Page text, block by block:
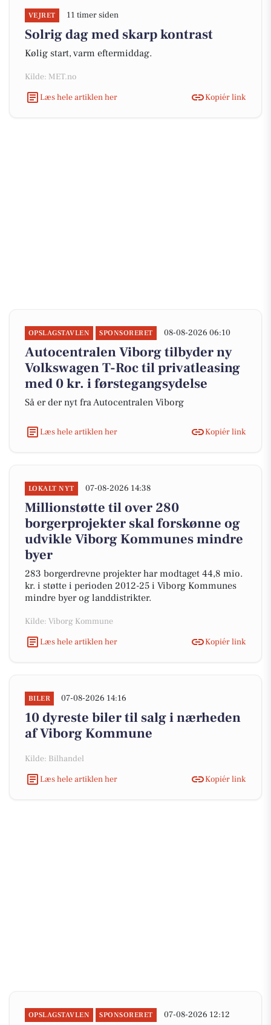
VEJRET 11 timer siden
Solrig dag med skarp kontrast
Kølig start, varm eftermiddag.
Kilde: MET.no
Læs hele artiklen her
Kopiér link
OPSLAGSTAVLEN SPONSORERET 08-08-2026 06:10
Autocentralen Viborg tilbyder ny
Volkswagen T-Roc til privatleasing
med 0 kr. i førstegangsydelse
Så er der nyt fra Autocentralen Viborg
Læs hele artiklen her Kopiér link
LOKALT NYT 07-08-2026 14:38
Millionstøtte til over 280
borgerprojekter skal forskønne og
udvikle Viborg Kommunes mindre
byer
283 borgerdrevne projekter har modtaget 44,8 mio.
kr. i støtte i perioden 2012-25 i Viborg Kommunes
mindre byer og landdistrikter.
Kilde: Viborg Kommune
Læs hele artiklen her
Kopiér link
BILER 07-08-2026 14:16
10 dyreste biler til salg i nærheden
af Viborg Kommune
Kilde: Bilhandel
Læs hele artiklen her
Kopiér link
OPSLAGSTAVLEN SPONSORERET 07-08-2026 12:12